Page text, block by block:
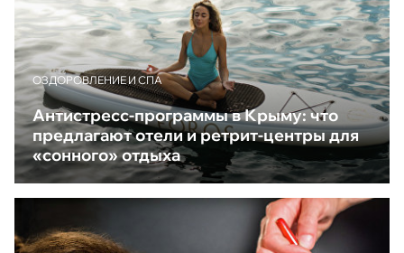
ОЗДОРОВЛЕНИЕ И СПА
Антистресс-программы в Крыму: что
предлагают отели и ретрит-центры для
«сонного» отдыха